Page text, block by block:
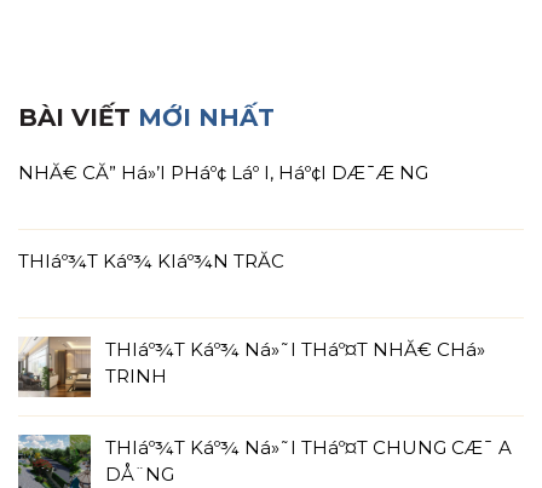
BÀI VIẾT MỚI NHẤT
NHĂ€ CĂ” Há»’I PHáº¢ Láº I, Háº¢I DÆ¯Æ NG
THIáº¾T Káº¾ KIáº¾N TRĂC
THIáº¾T Káº¾ Ná»˜I THáº¤T NHĂ€ CHá»
TRINH
THIáº¾T Káº¾ Ná»˜I THáº¤T CHUNG CÆ¯ A
DÅ¨NG